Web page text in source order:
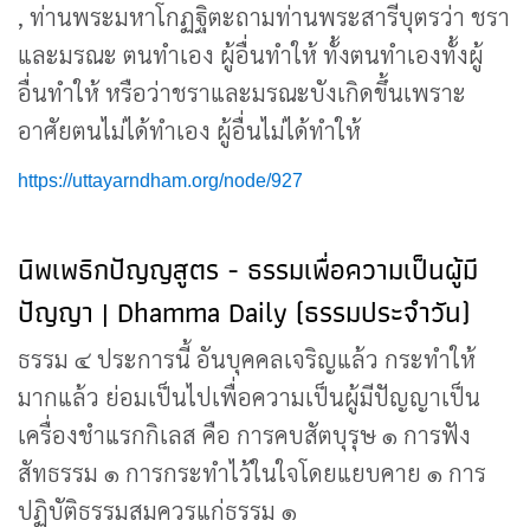
, ท่านพระมหาโกฏฐิตะถามท่านพระสารีบุตรว่า ชรา
และมรณะ ตนทำเอง ผู้อื่นทำให้ ทั้งตนทำเองทั้งผู้
อื่นทำให้ หรือว่าชราและมรณะบังเกิดขึ้นเพราะ
อาศัยตนไม่ได้ทำเอง ผู้อื่นไม่ได้ทำให้
https://uttayarndham.org/node/927
นิพเพธิกปัญญสูตร - ธรรมเพื่อความเป็นผู้มี
ปัญญา | Dhamma Daily (ธรรมประจำวัน)
ธรรม ๔ ประการนี้ อันบุคคลเจริญแล้ว กระทำให้
มากแล้ว ย่อมเป็นไปเพื่อความเป็นผู้มีปัญญาเป็น
เครื่องชำแรกกิเลส คือ การคบสัตบุรุษ ๑ การฟัง
สัทธรรม ๑ การกระทำไว้ในใจโดยแยบคาย ๑ การ
ปฏิบัติธรรมสมควรแก่ธรรม ๑